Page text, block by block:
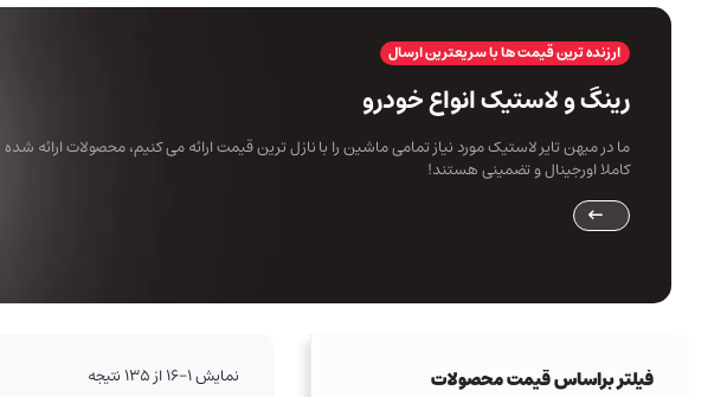
ارزنده ترین قیمت ها با سریعترین ارسال
رینگ و لاستیک انواع خودرو
ما در میهن تایر لاستیک مورد نیاز تمامی ماشین را با نازل ترین قیمت ارائه می کنیم، محصولات ارائه شده
کاملا اورجینال و تضمینی هستند!
نمایش 1–16 از 135 نتیجه فیلتر براساس قیمت محصولات